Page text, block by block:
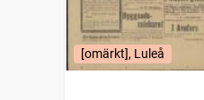
[omärkt], Luleå